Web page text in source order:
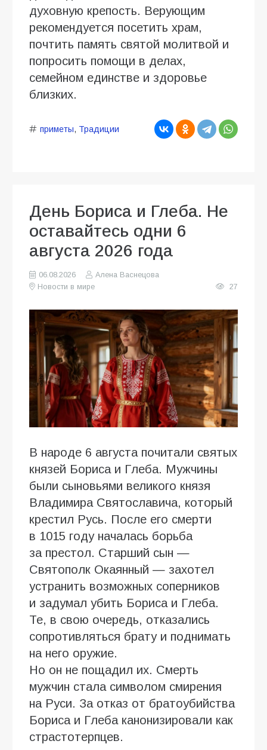
духовную крепость. Верующим
рекомендуется посетить храм,
почтить память святой молитвой и
попросить помощи в делах,
семейном единстве и здоровье
близких.
приметы, Традиции
День Бориса и Глеба. Не
оставайтесь одни 6
августа 2026 года
06.08.2026
Алена Васнецова
Новости в мире
27
В народе 6 августа почитали святых
князей Бориса и Глеба. Мужчины
были сыновьями великого князя
Владимира Святославича, который
крестил Русь. После его смерти
в 1015 году началась борьба
за престол. Старший сын —
Святополк Окаянный — захотел
устранить возможных соперников
и задумал убить Бориса и Глеба.
Те, в свою очередь, отказались
сопротивляться брату и поднимать
на него оружие.
Но он не пощадил их. Смерть
мужчин стала символом смирения
на Руси. За отказ от братоубийства
Бориса и Глеба канонизировали как
страстотерпцев.